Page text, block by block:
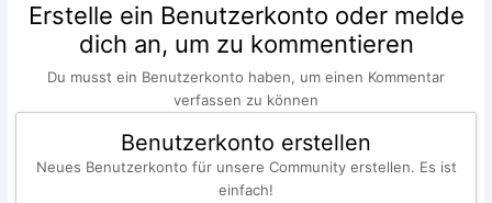
Erstelle ein Benutzerkonto oder melde
dich an, um zu kommentieren
Du musst ein Benutzerkonto haben, um einen Kommentar
verfassen zu können
Benutzerkonto erstellen
Neues Benutzerkonto für unsere Community erstellen. Es ist
einfach!